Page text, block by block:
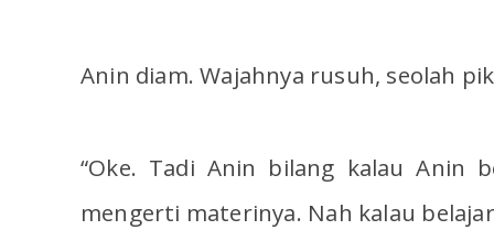
Anin diam. Wajahnya rusuh, seolah
“Oke. Tadi Anin bilang kalau Anin
mengerti materinya. Nah kalau